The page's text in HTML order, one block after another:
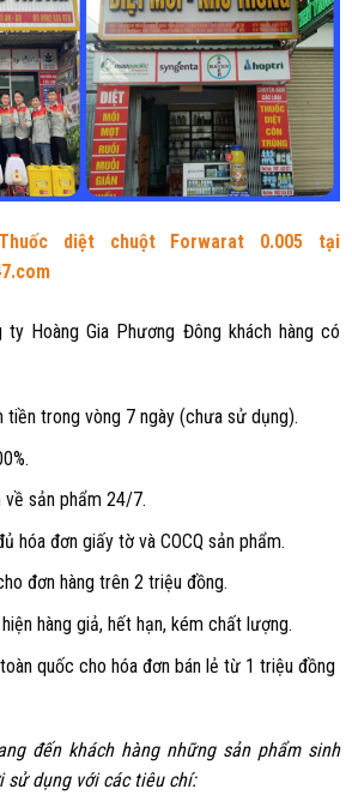
diệt chuột Forwarat 0.005 tại
ty Hoàng Gia Phương Đông khách hàng có
tiền trong vòng 7 ngày (chưa sử dụng).
sản phẩm 24/7.
hóa đơn giấy tờ và COCQ sản phẩm.
đơn hàng trên 2 triệu đồng.
hàng giả, hết hạn, kém chất lượng.
quốc cho hóa đơn bán lẻ từ 1 triệu đồng
đến khách hàng những sản phẩm sinh
sử dụng với các tiêu chí: